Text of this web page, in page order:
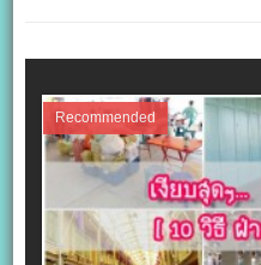
Recommended